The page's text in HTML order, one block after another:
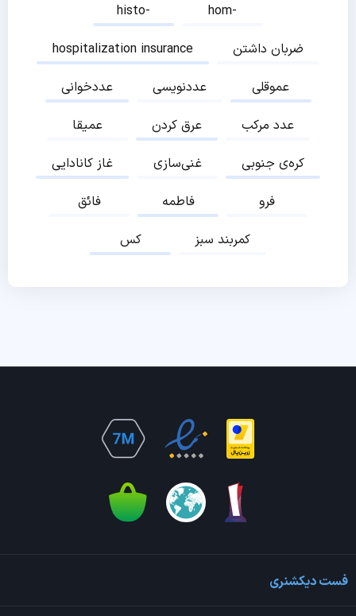
histo-
hom-
hospitalization insurance
ضربان داشتن
عددخوانی
عددنویسی
عموقلی
عمیقا
عرق کردن
عدد مرکب
غاز کانادایی
غنی‌سازی
کره‌ی جنوبی
فائق
فاطمه
فرو
کس
کمربند سبز
فست دیکشنری